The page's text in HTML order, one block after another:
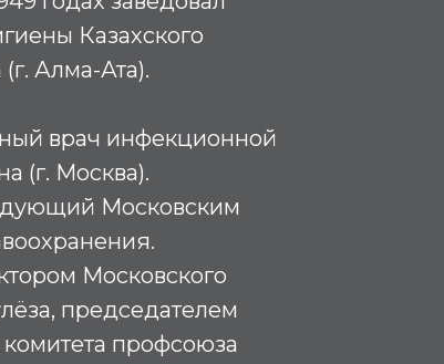
Казахского
Алма-Ата).
врач инфекционной
(г. Москва).
Московским
Московского
председателем
профсоюза